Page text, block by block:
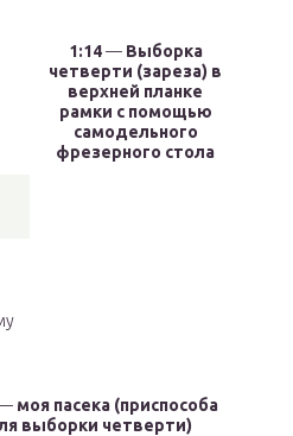
1:14— Выборка
четверти (зареза) в
верхней планке
рамки с помощью
самодельного
фрезерного стола
моя пасека (приспособа
выборки четверти)